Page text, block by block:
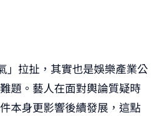
」拉扯，其實也是娛樂產業公
題。藝人在面對輿論質疑時
本身更影響後續發展，這點